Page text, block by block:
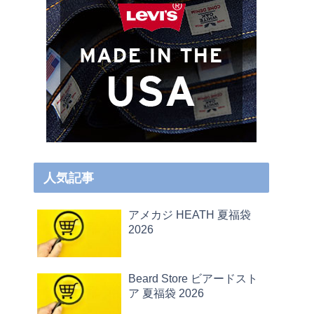
人気記事
アメカジ HEATH 夏福袋
2026
Beard Store ビアードスト
ア 夏福袋 2026